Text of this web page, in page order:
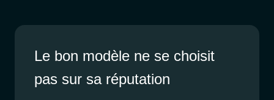
Le bon modèle ne se choisit
pas sur sa réputation